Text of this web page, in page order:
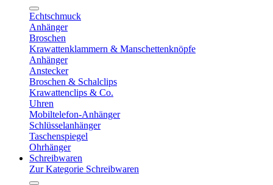
Echtschmuck
Anhänger
Broschen
Krawattenklammern & Manschettenknöpfe
Anhänger
Anstecker
Broschen & Schalclips
Krawattenclips & Co.
Uhren
Mobiltelefon-Anhänger
Schlüsselanhänger
Taschenspiegel
Ohrhänger
Schreibwaren
Zur Kategorie Schreibwaren